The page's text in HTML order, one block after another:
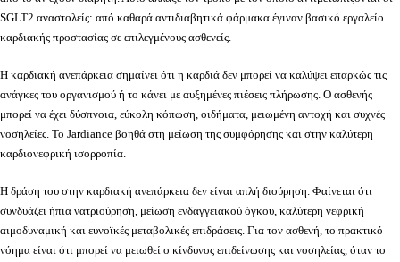
SGLT2 αναστολείς: από καθαρά αντιδιαβητικά φάρμακα έγιναν βασικό εργαλείο
καρδιακής προστασίας σε επιλεγμένους ασθενείς.
Η καρδιακή ανεπάρκεια σημαίνει ότι η καρδιά δεν μπορεί να καλύψει επαρκώς τις
ανάγκες του οργανισμού ή το κάνει με αυξημένες πιέσεις πλήρωσης. Ο ασθενής
μπορεί να έχει δύσπνοια, εύκολη κόπωση, οιδήματα, μειωμένη αντοχή και συχνές
νοσηλείες. Το Jardiance βοηθά στη μείωση της συμφόρησης και στην καλύτερη
καρδιονεφρική ισορροπία.
Η δράση του στην καρδιακή ανεπάρκεια δεν είναι απλή διούρηση. Φαίνεται ότι
συνδυάζει ήπια νατριούρηση, μείωση ενδαγγειακού όγκου, καλύτερη νεφρική
αιμοδυναμική και ευνοϊκές μεταβολικές επιδράσεις. Για τον ασθενή, το πρακτικό
νόημα είναι ότι μπορεί να μειωθεί ο κίνδυνος επιδείνωσης και νοσηλείας, όταν το